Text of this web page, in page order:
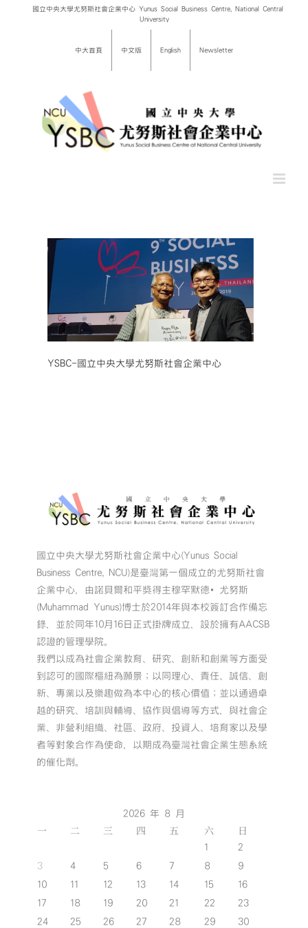
國立中央大學尤努斯社會企業中心 Yunus Social Business Centre, National Central
University
中大首頁 中文版 English Newsletter
YSBC-國立中央大學尤努斯社會企業中心
國立中央大學尤努斯社會企業中心(Yunus Social
Business Centre, NCU)是臺灣第一個成立的尤努斯社會
企業中心，由諾貝爾和平獎得主穆罕默德•尤努斯
(Muhammad Yunus)博士於2014年與本校簽訂合作備忘
錄，並於同年10月16日正式掛牌成立，設於擁有AACSB
認證的管理學院。
我們以成為社會企業教育、研究、創新和創業等方面受
到認可的國際樞紐為願景；以同理心、責任、誠信、創
新、專業以及樂趣做為本中心的核心價值；並以通過卓
越的研究、培訓與輔導、協作與倡導等方式，與社會企
業、非營利組織、社區、政府、投資人、培育家以及學
者等對象合作為使命，以期成為臺灣社會企業生態系統
的催化劑。
2026 年 8 月
一 二 三 四 五 六 日
1
2
3
4 5 6 7 8
9
10
11 12 13 14 15
16
17
18 19 20 21 22
23
24
25 26 27 28 29
30